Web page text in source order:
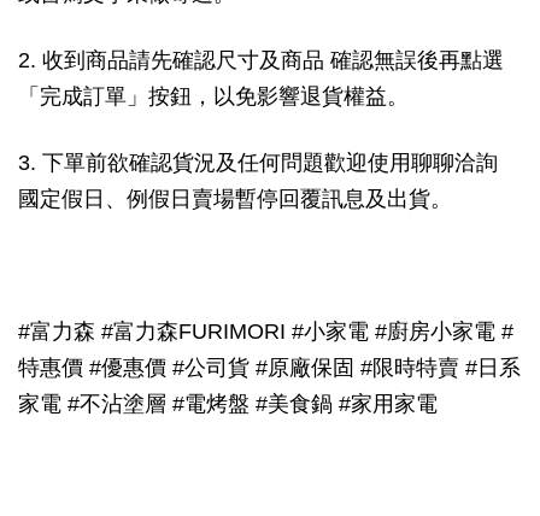
2. 收到商品請先確認尺寸及商品 確認無誤後再點選
「完成訂單」按鈕，以免影響退貨權益。
3. 下單前欲確認貨況及任何問題歡迎使用聊聊洽詢
國定假日、例假日賣場暫停回覆訊息及出貨。
#富力森 #富力森FURIMORI #小家電 #廚房小家電 #
特惠價 #優惠價 #公司貨 #原廠保固 #限時特賣 #日系
家電 #不沾塗層 #電烤盤 #美食鍋 #家用家電